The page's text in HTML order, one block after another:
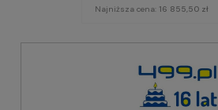
Najniższa cena: 16 855,50 zł